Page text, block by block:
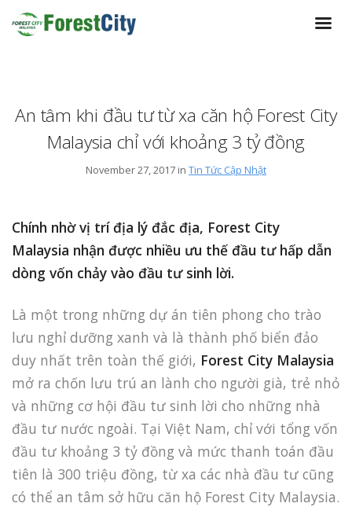
An tâm khi đầu tư từ xa căn hộ Forest City
Malaysia chỉ với khoảng 3 tỷ đồng
November 27, 2017 in Tin Tức Cập Nhật
Chính nhờ vị trí địa lý đắc địa, Forest City
Malaysia nhận được nhiều ưu thế đầu tư hấp dẫn
dòng vốn chảy vào đầu tư sinh lời.
Là một trong những dự án tiên phong cho trào
lưu nghỉ dưỡng xanh và là thành phố biển đảo
duy nhất trên toàn thế giới, Forest City Malaysia
mở ra chốn lưu trú an lành cho người già, trẻ nhỏ
và những cơ hội đầu tư sinh lời cho những nhà
đầu tư nước ngoài. Tại Việt Nam, chỉ với tổng vốn
đầu tư khoảng 3 tỷ đồng và mức thanh toán đầu
tiên là 300 triệu đồng, từ xa các nhà đầu tư cũng
có thể an tâm sở hữu căn hộ Forest City Malaysia.